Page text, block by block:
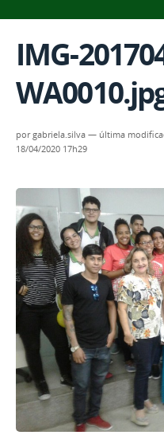
IMG-
porgabriela.silva — última
18/04/2020 17h29